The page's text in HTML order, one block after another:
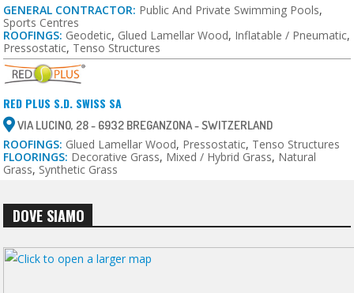
GENERAL CONTRACTOR: Public And Private Swimming Pools,
Sports Centres
ROOFINGS: Geodetic, Glued Lamellar Wood, Inflatable / Pneumatic,
Pressostatic, Tenso Structures
RED PLUS S.D. SWISS SA
VIA LUCINO, 28 - 6932 BREGANZONA - SWITZERLAND
ROOFINGS: Glued Lamellar Wood, Pressostatic, Tenso Structures
FLOORINGS: Decorative Grass, Mixed / Hybrid Grass, Natural
Grass, Synthetic Grass
DOVE SIAMO